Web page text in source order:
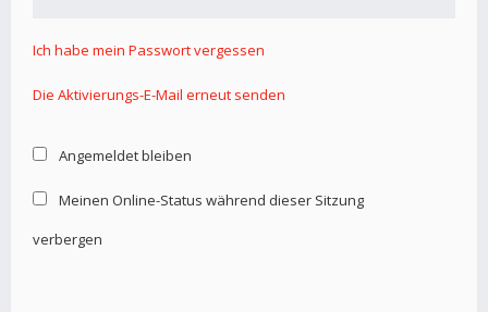
Ich habe mein Passwort vergessen
Die Aktivierungs-E-Mail erneut senden
Angemeldet bleiben
Meinen Online-Status während dieser Sitzung
verbergen